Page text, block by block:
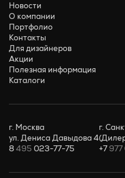
Новости
О компании
Портфолио
Контакты
Для дизайнеров
Акции
Полезная информация
Каталоги
г. Москва
ул. Дениса Давыдова 4
8495 023-77-75
г.
+7977